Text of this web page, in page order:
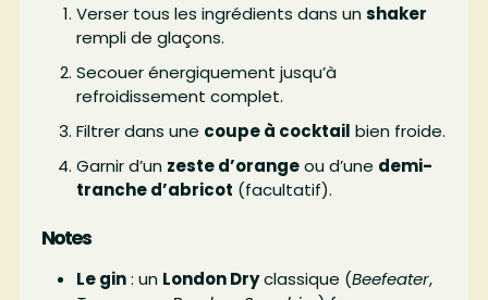
Verser tous les ingrédients dans un shaker
rempli de glaçons.
Secouer énergiquement jusqu’à
refroidissement complet.
Filtrer dans une coupe à cocktail bien froide.
Garnir d’un zeste d’orangeou d’une demi-
tranche d’abricot (facultatif).
Notes
Le gin: un London Dryclassique (Beefeater,